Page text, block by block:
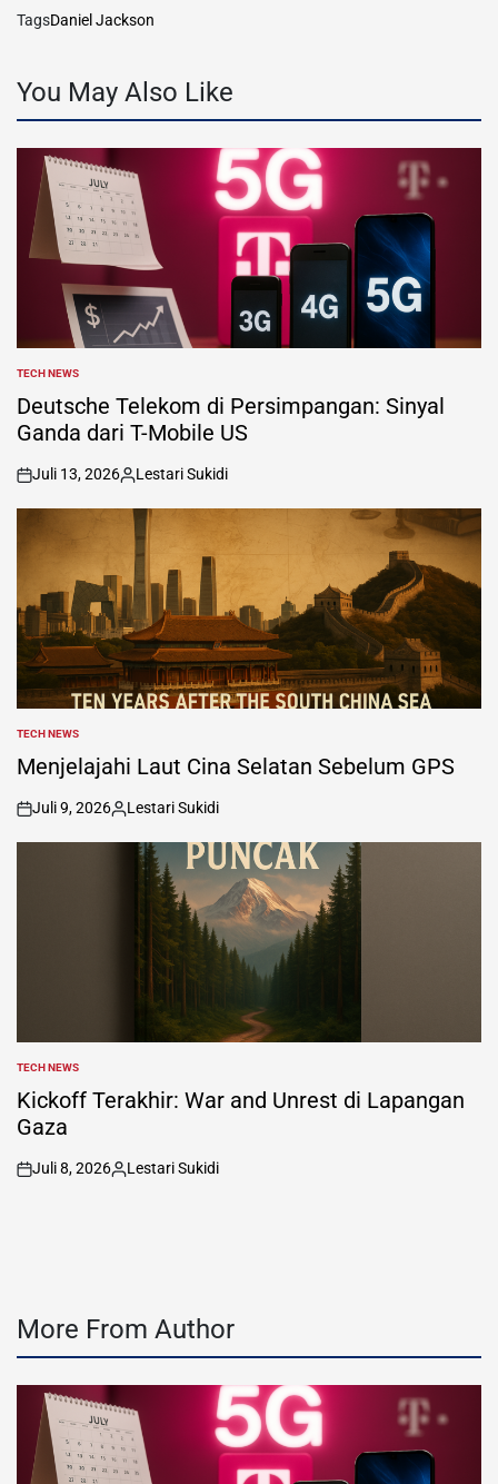
TagsDaniel Jackson
You May Also Like
POSTED
IN
TECH NEWS
Deutsche Telekom di Persimpangan: Sinyal
Ganda dari T-Mobile US
on
Juli 13, 2026
Posted
by
Lestari Sukidi
POSTED
IN
TECH NEWS
Menjelajahi Laut Cina Selatan Sebelum GPS
on
Juli 9, 2026
Posted
by
Lestari Sukidi
POSTED
IN
TECH NEWS
Kickoff Terakhir: War and Unrest di Lapangan
Gaza
on
Juli 8, 2026
Posted
Lestari Sukidi
More From Author